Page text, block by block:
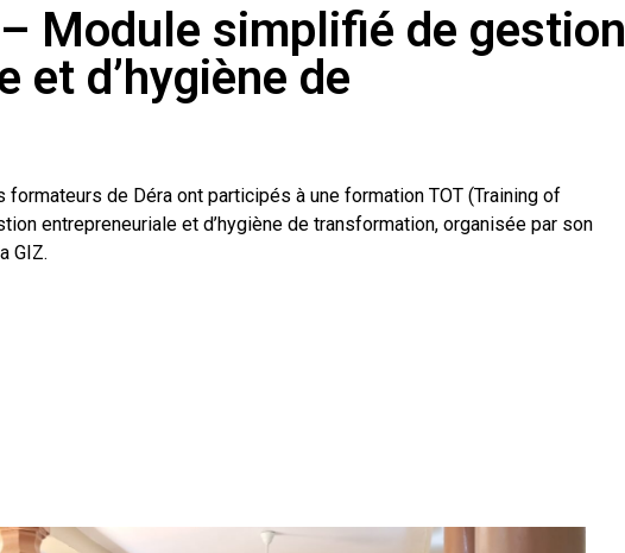
Module simplifié de gestion
et d’hygiène de
de Déra ont participés à une formation TOT (Training of
entrepreneuriale et d’hygiène de transformation, organisée par son
GIZ.